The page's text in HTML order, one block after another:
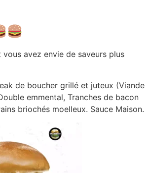
avez envie de saveurs plus
de boucher grillé et juteux (Viande
emmental, Tranches de bacon
briochés moelleux. Sauce Maison.